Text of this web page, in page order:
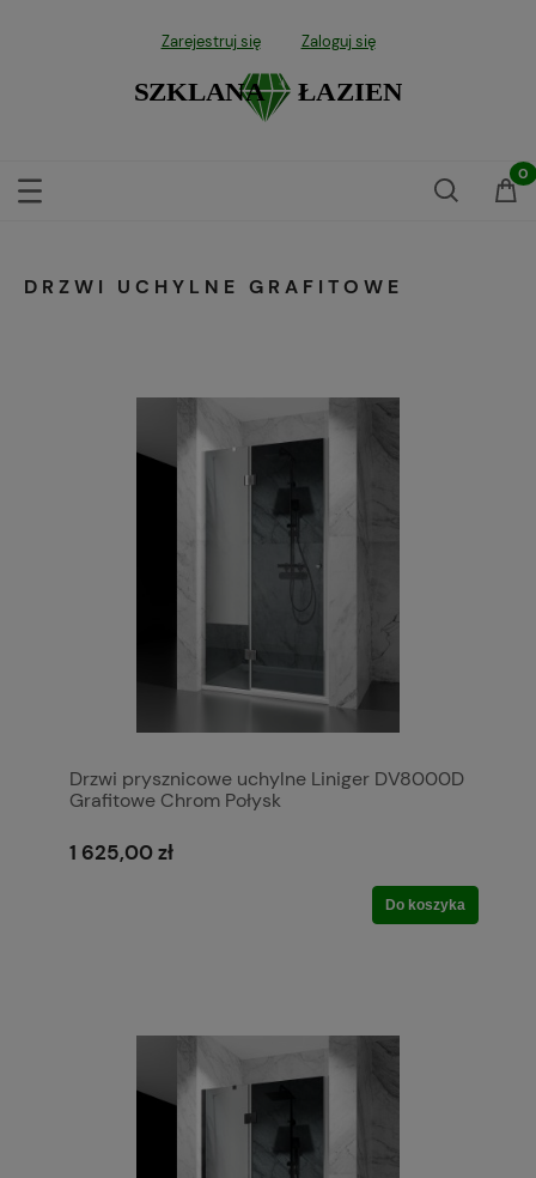
Zarejestruj się Zaloguj się
DRZWI UCHYLNE GRAFITOWE
Drzwi prysznicowe uchylne Liniger DV8000D
Grafitowe Chrom Połysk
1 625,00 zł
Do koszyka